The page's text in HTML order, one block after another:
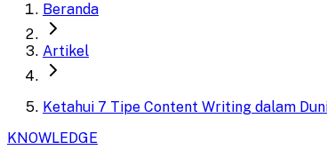
Beranda
Artikel
Ketahui 7 Tipe Content Writing dalam
KNOWLEDGE